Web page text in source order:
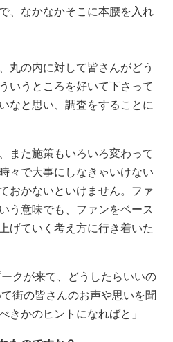
、なかなかそこに本腰を入れ
丸の内に対して皆さんがどう
いうところを好いて下さって
なと思い、調査をすることに
また施策もいろいろ変わって
々で大事にしなきゃいけない
おかないといけません。ファ
う意味でも、ファンをベース
げていく考え方に行き着いた
クが来て、どうしたらいいの
街の皆さんのお声や思いを聞
きかのヒントになればと」